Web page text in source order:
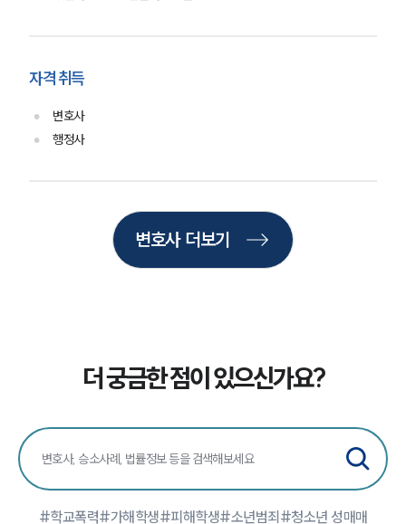
뉴스레터/브로슈어
세미나
대륜법률상담예약
대륜법률상담예약
자격 취득
변호사
행정사
변호사 더보기
더 궁금한 점이 있으신가요?
#학교폭력#가해학생#피해학생#소년범죄 #청소년 성매매